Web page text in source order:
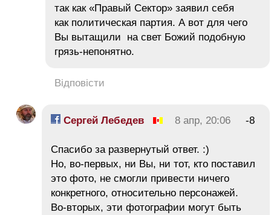
так как «Правый Сектор» заявил себя
как политическая партия. А вот для чего
Вы вытащили на свет Божий подобную
грязь-непонятно.
Відповісти
Сергей Лебедев 8 апр, 20:06 -8
Спасибо за развернутый ответ. :)
Но, во-первых, ни Вы, ни тот, кто поставил
это фото, не смогли привести ничего
конкретного, относительно персонажей.
Во-вторых, эти фотографии могут быть